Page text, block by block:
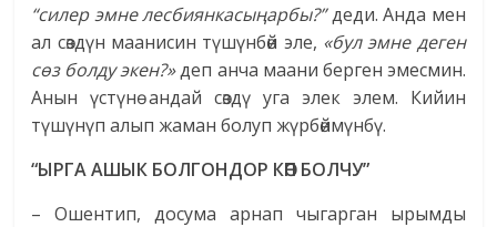
“силер эмне лесбиянкасыңарбы?”деди. Анда мен
ал сөздүн маанисин түшүнбөй эле, «бул эмне деген
сөз болду экен?»деп анча маани берген эмесмин.
Анын үстүнө андай сөздү уга элек элем. Кийин
түшүнүп алып жаман болуп жүрбөймүнбү.
“ЫРГА АШЫК БОЛГОНДОР КӨП БОЛЧУ”
– Ошентип, досума арнап чыгарган ырымды